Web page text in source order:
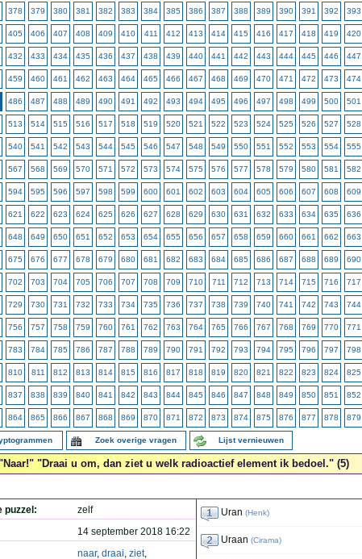
378 379 380 381 382 383 384 385 386 387 388 389 390 391 392 393
405 406 407 408 409 410 411 412 413 414 415 416 417 418 419 420
432 433 434 435 436 437 438 439 440 441 442 443 444 445 446 447
459 460 461 462 463 464 465 466 467 468 469 470 471 472 473 474
486 487 488 489 490 491 492 493 494 495 496 497 498 499 500 501
513 514 515 516 517 518 519 520 521 522 523 524 525 526 527 528
540 541 542 543 544 545 546 547 548 549 550 551 552 553 554 555
567 568 569 570 571 572 573 574 575 576 577 578 579 580 581 582
594 595 596 597 598 599 600 601 602 603 604 605 606 607 608 609
621 622 623 624 625 626 627 628 629 630 631 632 633 634 635 636
648 649 650 651 652 653 654 655 656 657 658 659 660 661 662 663
675 676 677 678 679 680 681 682 683 684 685 686 687 688 689 690
702 703 704 705 706 707 708 709 710 711 712 713 714 715 716 717
729 730 731 732 733 734 735 736 737 738 739 740 741 742 743 744
756 757 758 759 760 761 762 763 764 765 766 767 768 769 770 771
783 784 785 786 787 788 789 790 791 792 793 794 795 796 797 798
810 811 812 813 814 815 816 817 818 819 820 821 822 823 824 825
837 838 839 840 841 842 843 844 845 846 847 848 849 850 851 852
864 865 866 867 868 869 870 871 872 873 874 875 876 877 878 879
Zoek overige vragen Lijst vernieuwen
"Draai u om, dan ziet u welk radioactief element ik bedoel." (5)
puzzel:
zelf
14 september 2018 16:22
naar, draai, ziet,
Uran (Henk)
Uraan (Cirama)